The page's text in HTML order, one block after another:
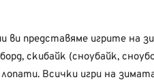
ви представяме игрите на
скибайк (сноубайк,
лопати. Всички игри на